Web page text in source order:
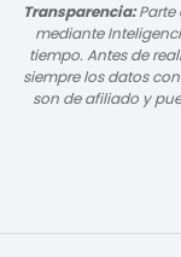
Transparencia:Parte
mediante
tiempo. Antes de
siempre los datos
son de afiliado y